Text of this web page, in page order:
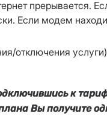
Если модем
отключения
к
Вы получите